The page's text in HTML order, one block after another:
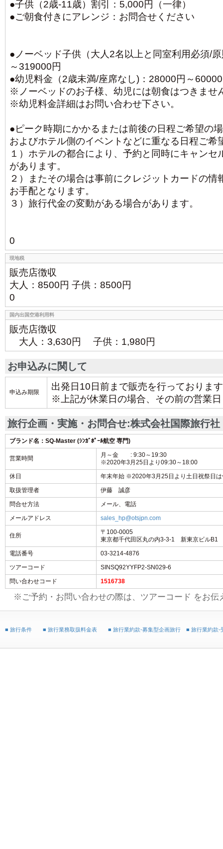
●子供（2歳-11歳）割引：5,000円（一律）
●ご朝食付きにアレンジ：お問合せください
●ノーベッド子供（大人2名以上と同室利用必須/
～319000円
●幼児料金（2歳未満/座席なし)：28000円～
※ノーベッドのお子様、幼児には朝食はつきませ
※幼児料金詳細はお問い合わせ下さい。
●ピーク時期にかかるまたは前後の日程ご希望の
およびホテル側のイベントなどに重なる日程ご希
１）ホテルの都合により、予約と同時にキャンセ
があります。
２）またその場合は事前にクレジットカードの情
お手配となります。
３）旅行代金の変動がある場合があります。
0
現地税
販売店徴収
大人：8500円 子供：8500円
0
国内出国空港利用料
販売店徴収
大人：3,630円 子供：1,980円
お申込みに関して
申込み期限
出発日10日前まで販売を行っておりま
※上記が休業日の場合、その前の営業
旅行企画・実施・お問合せ:株式会社国際旅行社
ブランド名：SQ-Master (ｼﾝｶﾞﾎﾟｰﾙ航空 専門)
営業時間
月～金 : 9:30～19:30
※2020年3月25日より09:30～18:00
休日
年末年始 ※2020年3月25日より土日祝祭日は
取扱管理者
伊藤 誠彦
問合せ方法
メール、電話
メールアドレス
sales_hp@otsjpn.com
住所
〒100-0005
東京都千代田区丸の内3-3-1 新東京ビルB1
電話番号
03-3214-4876
ツアーコード
SINSQ92YYFP2-SN029-6
問い合わせコード
1516738
※ご予約・お問い合わせの際は、ツアーコード をお伝
■ 旅行条件 ■ 旅行業務取扱料金表 ■ 旅行業約款-募集型企画旅行 ■ 旅行業約款-